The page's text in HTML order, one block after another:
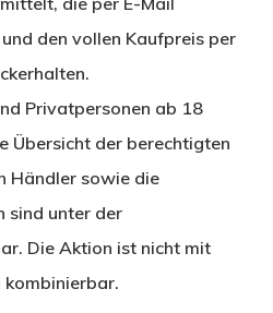
den vollen Kaufpreis per
Privatpersonen ab 18
Übersicht der berechtigten
Händler sowie die
sind unter der
Die Aktion ist nicht mit
kombinierbar.